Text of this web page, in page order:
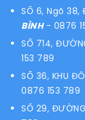
SỐ 6, Ngõ 38,
BÌNH- 0876
SỐ 714,
153 789
SỐ 36, KHU
0876 153 789
SỐ 29,